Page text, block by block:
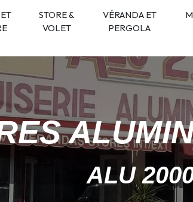
STORE &
VOLET
VÉRANDA ET
PERGOLA
ALU